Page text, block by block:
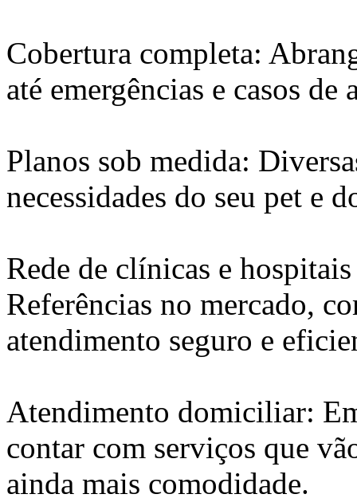
Cobertura completa:
até emergências e casos
Planos sob medida:
necessidades do seu pet e
Rede de clínicas e
Referências no mercado,
atendimento seguro e
Atendimento domiciliar:
contar com serviços que
ainda mais comodidade.